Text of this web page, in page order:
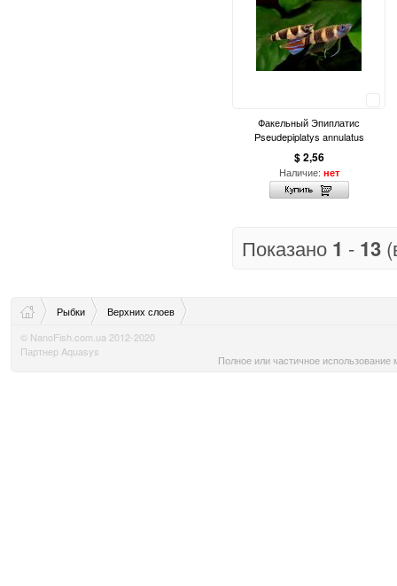
Факельный Эпиплатис
Pseudepiplatys annulatus
$ 2,56
Наличие: нет
Показано 1 - 13
Рыбки
Верхних слоев
© NanoFish.com.ua 2012-2020
Партнер Aquasys
Полное или частичное